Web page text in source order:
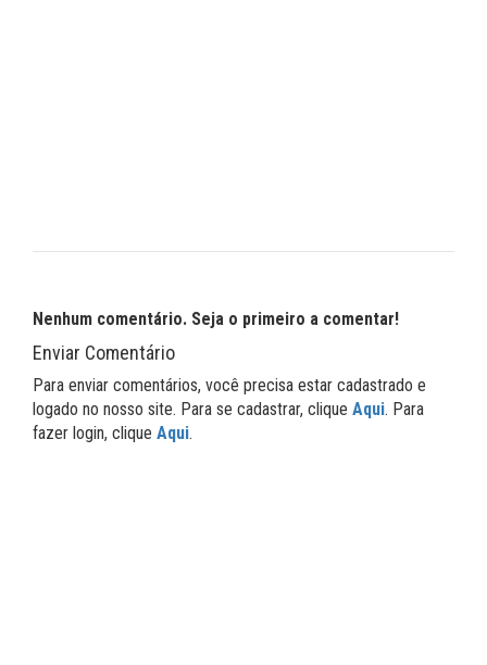
Nenhum comentário. Seja o primeiro a comentar!
Enviar Comentário
Para enviar comentários, você precisa estar cadastrado e
logado no nosso site. Para se cadastrar, clique Aqui. Para
fazer login, clique Aqui.